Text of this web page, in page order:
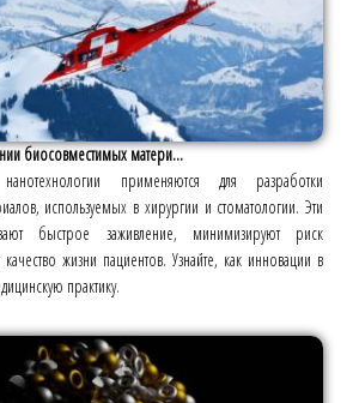
биосовместимых матери...
применяются для разработки
используемых в хирургии и стоматологии. Эти
быстрое заживление, минимизируют риск
жизни пациентов. Узнайте, как инновации в
практику.